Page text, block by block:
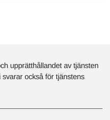
upprätthållandet av tjänsten
också för tjänstens